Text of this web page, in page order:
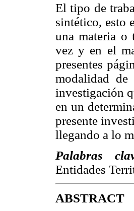
El tipo de
sintético, esto
una materia o
vez y en el
presentes
modalidad de
investigación
en un
presente
llegando a lo
Palabras
Entidades
ABSTRACT